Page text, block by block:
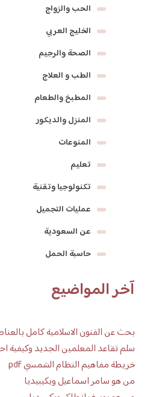
الحب والزواج
الخليج العربي
الصحة والرجيم
الطب و العلاج
المطبخ والطعام
المنزل والديكور
المنوعات
تعليم
تكنولوجيا وتقنية
عمليات التجميل
عن السعودية
حاسبة الحمل
آخر المواضيع
بحث عن الفنون الاسلامية كامل
سلم تقاعد المعلمين الجديد وكيفية
خريطة مفاهيم النظام الشمسي pdf
من هو سامر اسماعيل ويكيبيديا